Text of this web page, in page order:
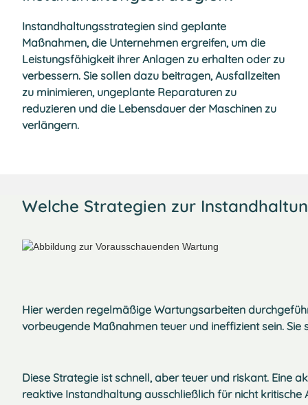
Instandhaltungsstrategien sind geplante
Maßnahmen, die Unternehmen ergreifen, um die
Leistungsfähigkeit ihrer Anlagen zu erhalten oder zu
verbessern. Sie sollen dazu beitragen, Ausfallzeiten
zu minimieren, ungeplante Reparaturen zu
reduzieren und die Lebensdauer der Maschinen zu
verlängern.
Welche Strategien zur
Hier werden regelmäßige Wartungsarbeiten
vorbeugende Maßnahmen teuer und ineffizient sein.
Diese Strategie ist schnell, aber teuer und riskant. Eine
reaktive Instandhaltung ausschließlich für nicht